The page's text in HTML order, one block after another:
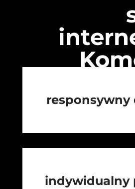
responsywny
indywidualny